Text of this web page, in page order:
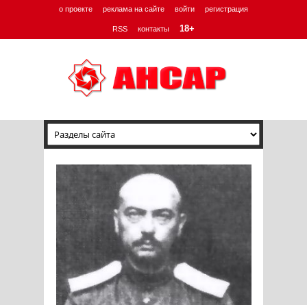
о проекте реклама на сайте войти регистрация
RSS контакты 18+